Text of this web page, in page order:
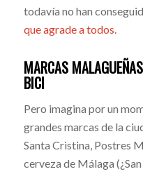
todavía no han
que agrade a todos
MARCAS
BICI
Pero imagina por un
grandes marcas de la
Santa Cristina, Postres
cerveza de Málaga